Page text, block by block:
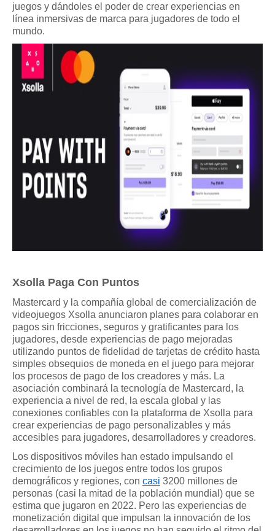
juegos y dándoles el poder de crear experiencias en
línea inmersivas de marca para jugadores de todo el
mundo.
Xsolla Paga Con Puntos
Mastercard y la compañía global de comercialización de
videojuegos Xsolla anunciaron planes para colaborar en
pagos sin fricciones, seguros y gratificantes para los
jugadores, desde experiencias de pago mejoradas
utilizando puntos de fidelidad de tarjetas de crédito hasta
simples obsequios de moneda en el juego para mejorar
los procesos de pago de los creadores y más. La
asociación combinará la tecnología de Mastercard, la
experiencia a nivel de red, la escala global y las
conexiones confiables con la plataforma de Xsolla para
crear experiencias de pago personalizables y más
accesibles para jugadores, desarrolladores y creadores.
Los dispositivos móviles han estado impulsando el
crecimiento de los juegos entre todos los grupos
demográficos y regiones, con casi 3200 millones de
personas (casi la mitad de la población mundial) que se
estima que jugaron en 2022. Pero las experiencias de
monetización digital que impulsan la innovación de los